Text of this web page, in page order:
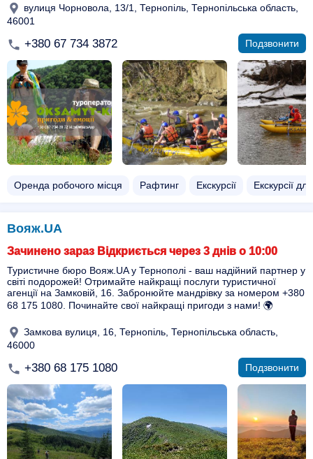
вулиця Чорновола, 13/1, Тернопіль, Тернопільська область,
46001
+380 67 734 3872 Подзвонити
Оренда робочого місця Рафтинг Екскурсії Екскурсії
Вояж.UA
Зачинено зараз Відкриється через 3 днів о 10:00
Туристичне бюро Вояж.UA у Тернополі - ваш надійний партнер у
світі подорожей! Отримайте найкращі послуги туристичної
агенції на Замковій, 16. Забронюйте мандрівку за номером +380
68 175 1080. Починайте свої найкращі пригоди з нами! 🌍
Замкова вулиця, 16, Тернопіль, Тернопільська область,
46000
+380 68 175 1080 Подзвонити